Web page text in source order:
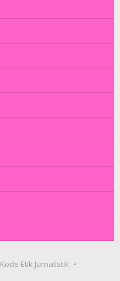
Kode Etik Jurnalistik